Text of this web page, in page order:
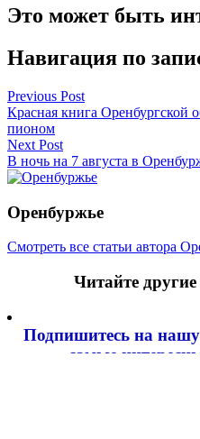
Это может быть
Навигация по
Previous Post
Красная книга Оренбургской
пионом
Next Post
В ночь на 7 августа в
Оренбуржье
Смотреть все статьи автора
Читайте
Подпишитесь на
самые